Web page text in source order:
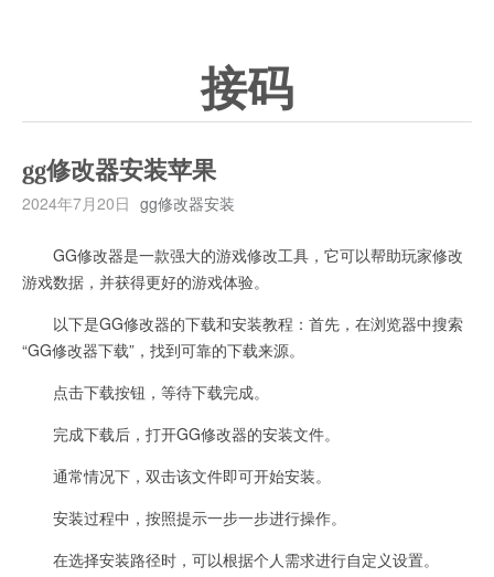
接码
gg修改器安装苹果
2024年7月20日 gg修改器安装
GG修改器是一款强大的游戏修改工具，它可以帮助玩家修改
游戏数据，并获得更好的游戏体验。
以下是GG修改器的下载和安装教程：首先，在浏览器中搜索
“GG修改器下载”，找到可靠的下载来源。
点击下载按钮，等待下载完成。
完成下载后，打开GG修改器的安装文件。
通常情况下，双击该文件即可开始安装。
安装过程中，按照提示一步一步进行操作。
在选择安装路径时，可以根据个人需求进行自定义设置。